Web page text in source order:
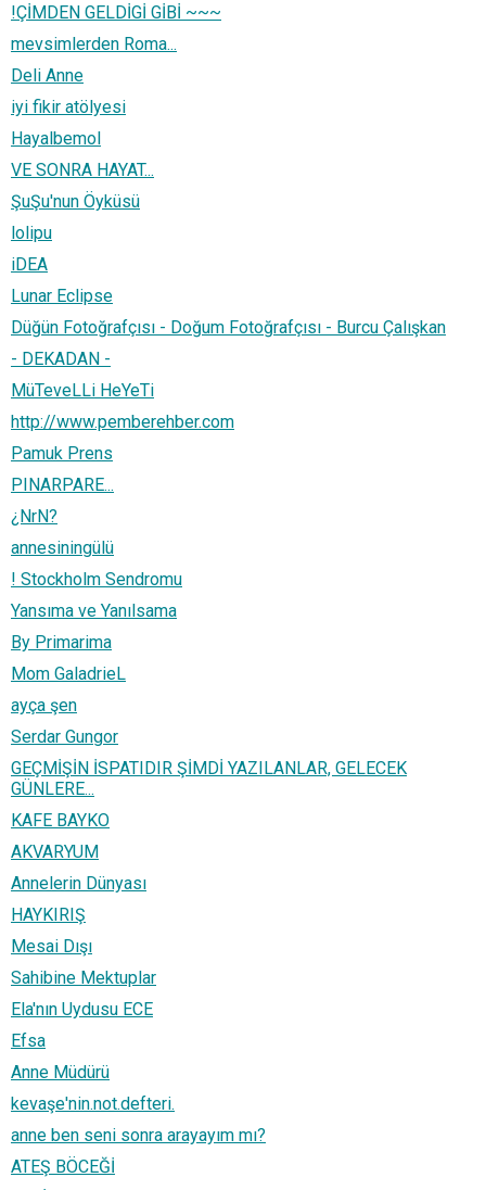
!ÇİMDEN GELDİGİ GİBİ ~~~
mevsimlerden Roma...
Deli Anne
iyi fikir atölyesi
Hayalbemol
VE SONRA HAYAT...
ŞuŞu'nun Öyküsü
lolipu
iDEA
Lunar Eclipse
Düğün Fotoğrafçısı - Doğum Fotoğrafçısı - Burcu Çalışkan
- DEKADAN -
MüTeveLLi HeYeTi
http://www.pemberehber.com
Pamuk Prens
PINARPARE...
¿NrN?
annesiningülü
! Stockholm Sendromu
Yansıma ve Yanılsama
By Primarima
Mom GaladrieL
ayça şen
Serdar Gungor
GEÇMİŞİN İSPATIDIR ŞİMDİ YAZILANLAR, GELECEK
GÜNLERE...
KAFE BAYKO
AKVARYUM
Annelerin Dünyası
HAYKIRIŞ
Mesai Dışı
Sahibine Mektuplar
Ela'nın Uydusu ECE
Efsa
Anne Müdürü
kevaşe'nin.not.defteri.
anne ben seni sonra arayayım mı?
ATEŞ BÖCEĞİ